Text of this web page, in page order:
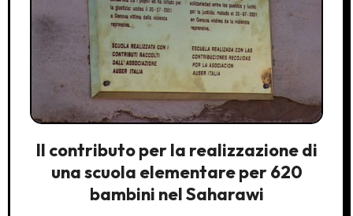
Il contributo per la realizzazione di
una scuola elementare per 620
bambini nel Saharawi